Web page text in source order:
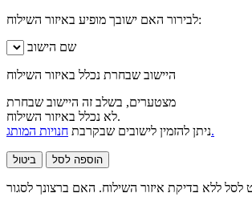
לבירור האם ישובך מופיע באיזור השילוח:
שם הישוב
היישוב שבחרת נכלל באיזור השילוח
מצטערים, בשלב זה היישוב שבחרת
לא נכלל באיזור השילוח.
ניתן להזמין לישובים שבקרבתחנויות המותג.
ביטול הוספה לסל